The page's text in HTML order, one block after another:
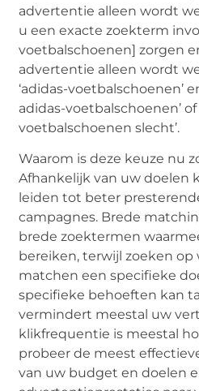
advertentie alleen wordt
u een exacte zoekterm
voetbalschoenen] zorgen
advertentie alleen wordt
‘adidas-voetbalschoenen’
adidas-voetbalschoenen’ of
voetbalschoenen slecht’.
Waarom is deze keuze nu
Afhankelijk van uw doelen
leiden tot beter
campagnes. Brede
brede zoektermen
bereiken, terwijl zoeken
matchen een specifieke
specifieke behoeften kan
vermindert meestal uw
klikfrequentie is meestal
probeer de meest
van uw budget en doelen